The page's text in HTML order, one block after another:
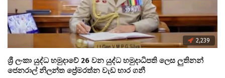
2,239
ශ්‍රී ලංකා යුද්ධ හමුදාවේ 26 වන යුද්ධ හමුදාධිපති ලෙස ලුතිනන්
ජෙනරාල් නිලන්ත ප්‍රේමරත්න වැඩ භාර ගනී